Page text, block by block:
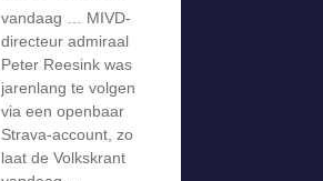
vandaag … MIVD-
directeur admiraal
Peter Reesink was
jarenlang te volgen
via een openbaar
Strava-account, zo
laat de Volkskrant